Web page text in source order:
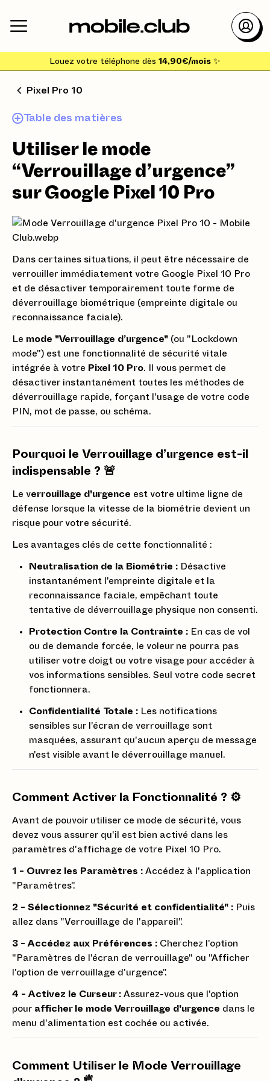
Louez votre téléphone dès 14,90€/mois ✨
Pixel Pro 10
Table des matières
Utiliser le mode
“Verrouillage d’urgence”
sur Google Pixel 10 Pro
Dans certaines situations, il peut être nécessaire de
verrouiller immédiatement votre Google Pixel 10 Pro
et de désactiver temporairement toute forme de
déverrouillage biométrique (empreinte digitale ou
reconnaissance faciale).
Le mode "Verrouillage d’urgence" (ou "Lockdown
mode") est une fonctionnalité de sécurité vitale
intégrée à votre Pixel 10 Pro. Il vous permet de
désactiver instantanément toutes les méthodes de
déverrouillage rapide, forçant l'usage de votre code
PIN, mot de passe, ou schéma.
Pourquoi le Verrouillage d’urgence est-il
indispensable ? 🚨
Le verrouillage d'urgence est votre ultime ligne de
défense lorsque la vitesse de la biométrie devient un
risque pour votre sécurité.
Les avantages clés de cette fonctionnalité :
Neutralisation de la Biométrie : Désactive
instantanément l'empreinte digitale et la
reconnaissance faciale, empêchant toute
tentative de déverrouillage physique non consenti.
Protection Contre la Contrainte : En cas de vol
ou de demande forcée, le voleur ne pourra pas
utiliser votre doigt ou votre visage pour accéder à
vos informations sensibles. Seul votre code secret
fonctionnera.
Confidentialité Totale : Les notifications
sensibles sur l'écran de verrouillage sont
masquées, assurant qu'aucun aperçu de message
n'est visible avant le déverrouillage manuel.
Comment Activer la Fonctionnalité ? ⚙️
Avant de pouvoir utiliser ce mode de sécurité, vous
devez vous assurer qu'il est bien activé dans les
paramètres d'affichage de votre Pixel 10 Pro.
1 - Ouvrez les Paramètres : Accédez à l'application
"Paramètres".
2 - Sélectionnez "Sécurité et confidentialité" : Puis
allez dans "Verrouillage de l'appareil".
3 - Accédez aux Préférences : Cherchez l'option
"Paramètres de l'écran de verrouillage" ou "Afficher
l'option de verrouillage d'urgence".
4 - Activez le Curseur : Assurez-vous que l'option
pour afficher le mode Verrouillage d'urgence dans le
menu d'alimentation est cochée ou activée.
Comment Utiliser le Mode Verrouillage